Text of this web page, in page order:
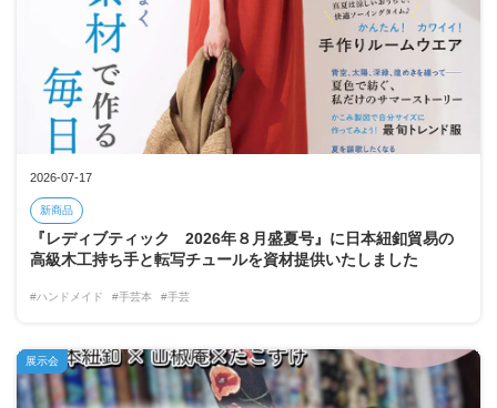
2026-07-17
新商品
『レディブティック 2026年８月盛夏号』に日本紐釦貿易の
高級木工持ち手と転写チュールを資材提供いたしました
#ハンドメイド #手芸本 #手芸
展示会